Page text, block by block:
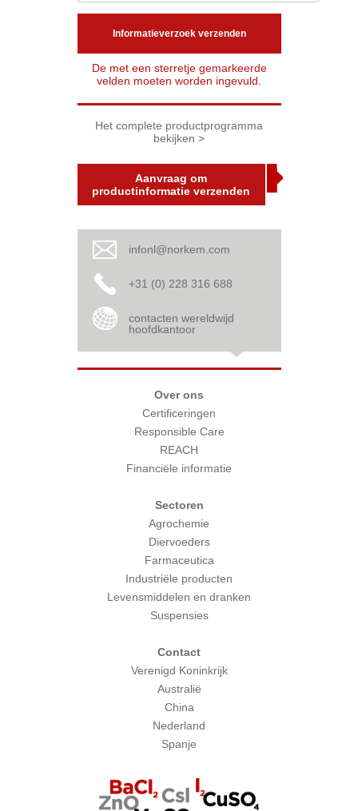
De met een sterretje gemarkeerde
velden moeten worden ingevuld.
Het complete productprogramma
bekijken >
Aanvraag om
productinformatie verzenden
infonl@norkem.com
+31 (0) 228 316 688
contacten wereldwijd
hoofdkantoor
Over ons
Certificeringen
Responsible Care
REACH
Financiële informatie
Sectoren
Agrochemie
Diervoeders
Farmaceutica
Industriële producten
Levensmiddelen en dranken
Suspensies
Contact
Verenigd Koninkrijk
Australië
China
Nederland
Spanje